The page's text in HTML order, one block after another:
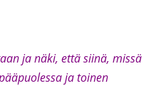
ja näki, että siinä, missä
ja toinen